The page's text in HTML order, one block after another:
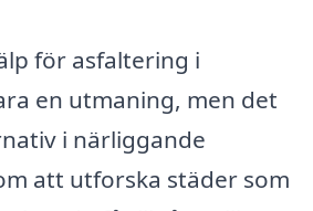
för asfaltering i
en utmaning, men det
i närliggande
att utforska städer som